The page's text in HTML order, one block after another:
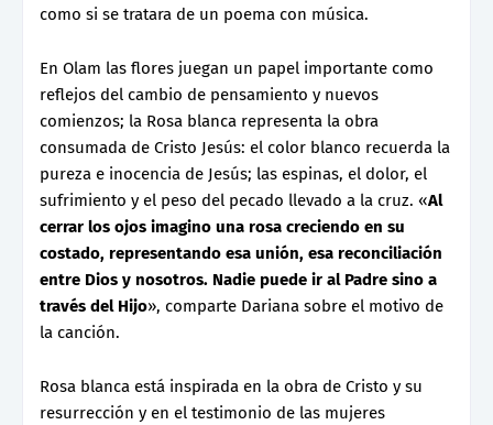
como si se tratara de un poema con música.
En Olam las flores juegan un papel importante como
reflejos del cambio de pensamiento y nuevos
comienzos; la Rosa blanca representa la obra
consumada de Cristo Jesús: el color blanco recuerda la
pureza e inocencia de Jesús; las espinas, el dolor, el
sufrimiento y el peso del pecado llevado a la cruz. «Al
cerrar los ojos imagino una rosa creciendo en su
costado, representando esa unión, esa reconciliación
entre Dios y nosotros. Nadie puede ir al Padre sino a
través del Hijo», comparte Dariana sobre el motivo de
la canción.
Rosa blanca está inspirada en la obra de Cristo y su
resurrección y en el testimonio de las mujeres